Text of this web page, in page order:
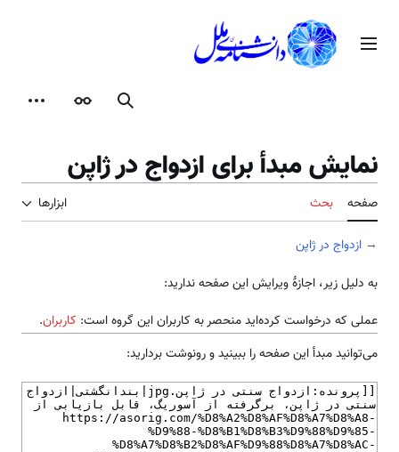
محتوامنوی اصلی
جستجوظاهر
نمایش مبدأ برای ازدواج در ژاپن
صفحه بحث ابزارها
→ ازدواج در ژاپن
به دلیل زیر، اجازهٔ ویرایش این صفحه ندارید:
عملی که درخواست کرده‌اید منحصر به کاربران این گروه است: کاربران.
می‌توانید مبدأ این صفحه را ببینید و رونوشت بردارید: